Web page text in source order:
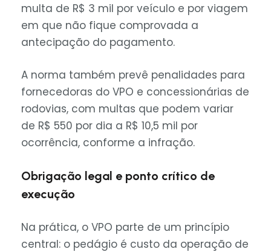
multa de R$ 3 mil por veículo e por viagem
em que não fique comprovada a
antecipação do pagamento.
A norma também prevê penalidades para
fornecedoras do VPO e concessionárias de
rodovias, com multas que podem variar
de R$ 550 por dia a R$ 10,5 mil por
ocorrência, conforme a infração.
Obrigação legal e ponto crítico de
execução
Na prática, o VPO parte de um princípio
central: o pedágio é custo da operação de